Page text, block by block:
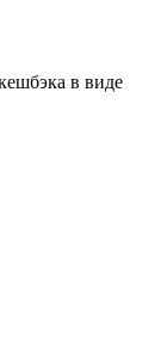
в виде